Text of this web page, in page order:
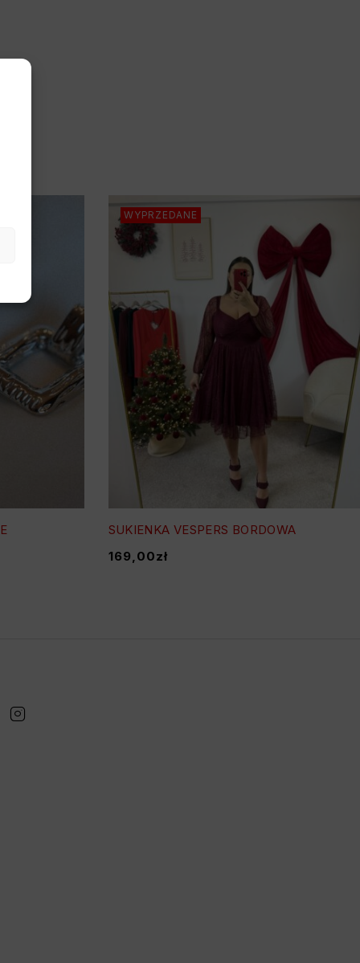
WYPRZEDANE
SUKIENKA VESPERS BORDOWA
169,00zł